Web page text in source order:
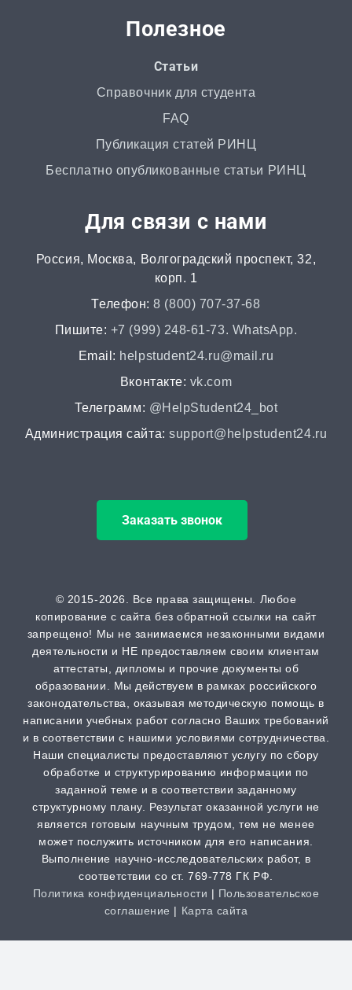
от 3 дней | от 5000 ₽
от 1 дня | от 700 ₽
Маркетинговое исследование
от 4 часов | от 500 ₽
от 2 часов | от 500 ₽
Аннотация
от 2 часов | от 400 ₽
НИР
от 2 часов | от 5000 ₽
Кандидатская диссертация
ВАК
от 2 часов | от 500 ₽
Scopus
от 2 часов | от 500 ₽
РИНЦ
от 2 часов | от 500 ₽
Шпаргалка
от 1 часа | от 300 ₽
Дистанционная задача
от 1 часа | от 300 ₽
Полезное
Статьи
Справочник для студента
FAQ
Публикация статей РИНЦ
Бесплатно опубликованные статьи РИНЦ
Для связи с нами
Россия, Москва, Волгоградский проспект, 32,
корп. 1
Телефон:8 (800) 707-37-68
Пишите: +7 (999) 248-61-73. WhatsApp.
Email: helpstudent24.ru@mail.ru
Вконтакте: vk.com
Телеграмм: @HelpStudent24_bot
Администрация сайта:support@helpstudent24.ru
Заказать звонок
© 2015-2026. Все права защищены. Любое
копирование с сайта без обратной ссылки на сайт
запрещено! Мы не занимаемся незаконными видами
деятельности и НЕ предоставляем своим клиентам
аттестаты, дипломы и прочие документы об
образовании. Мы действуем в рамках российского
законодательства, оказывая методическую помощь в
написании учебных работ согласно Ваших требований
и в соответствии с нашими условиями сотрудничества.
Наши специалисты предоставляют услугу по сбору
обработке и структурированию информации по
заданной теме и в соответствии заданному
структурному плану. Результат оказанной услуги не
является готовым научным трудом, тем не менее
может послужить источником для его написания.
Выполнение научно-исследовательских работ, в
соответствии со ст. 769-778 ГК РФ.
Политика конфиденциальности | Пользовательское
соглашение | Карта сайта